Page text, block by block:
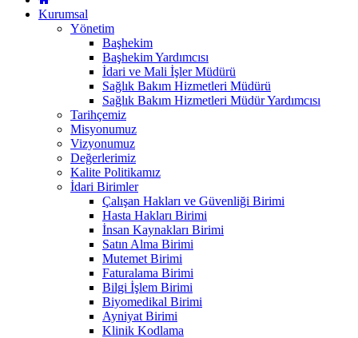
Kurumsal
Yönetim
Başhekim
Başhekim Yardımcısı
İdari ve Mali İşler Müdürü
Sağlık Bakım Hizmetleri Müdürü
Sağlık Bakım Hizmetleri Müdür Yardımcısı
Tarihçemiz
Misyonumuz
Vizyonumuz
Değerlerimiz
Kalite Politikamız
İdari Birimler
Çalışan Hakları ve Güvenliği Birimi
Hasta Hakları Birimi
İnsan Kaynakları Birimi
Satın Alma Birimi
Mutemet Birimi
Faturalama Birimi
Bilgi İşlem Birimi
Biyomedikal Birimi
Ayniyat Birimi
Klinik Kodlama